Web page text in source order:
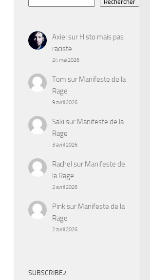
Rechercher
Axiel sur Histo mais pas
raciste
24 mai 2026
Tom sur Manifeste de la
Rage
9 avril 2026
Saki sur Manifeste de la
Rage
3 avril 2026
Rachel sur Manifeste de
la Rage
2 avril 2026
Pinksur Manifeste de la
Rage
2 avril 2026
SUBSCRIBE2